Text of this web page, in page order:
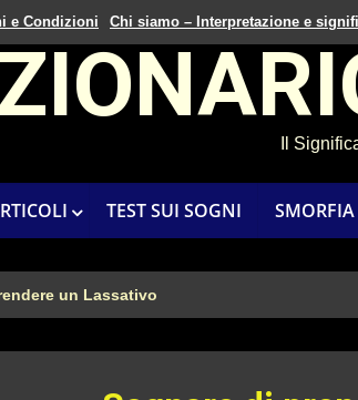
e Condizioni Chi siamo – Interpretazione e
Il
TEST SUI SOGNI
un Lassativo